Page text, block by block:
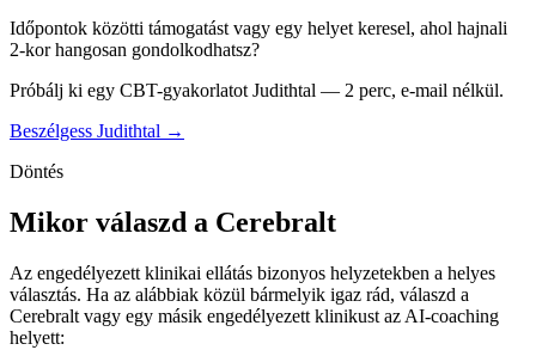
Időpontok közötti támogatást vagy egy helyet keresel, ahol hajnali
2-kor hangosan gondolkodhatsz?
Próbálj ki egy CBT-gyakorlatot Judithtal — 2 perc, e-mail nélkül.
Beszélgess Judithtal →
Döntés
Mikor válaszd a Cerebralt
Az engedélyezett klinikai ellátás bizonyos helyzetekben a helyes
választás. Ha az alábbiak közül bármelyik igaz rád, válaszd a
Cerebralt vagy egy másik engedélyezett klinikust az AI-coaching
helyett: